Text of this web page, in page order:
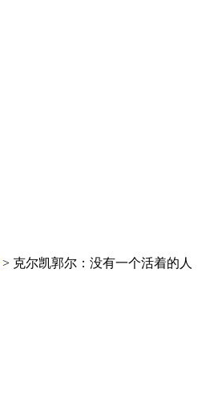
> 克尔凯郭尔：没有一个活着的人